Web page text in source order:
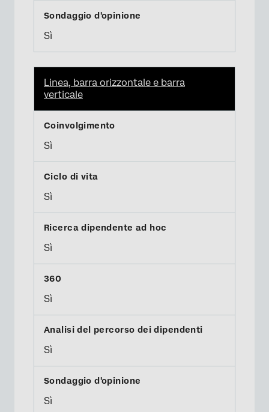
Sì
Linea, barra orizzontale e barra
verticale
Sì
Sì
Sì
Sì
Sì
Sì